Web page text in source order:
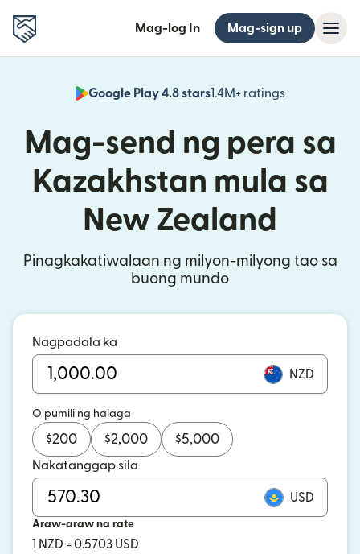
Mag-log In Mag-sign up
Google Play 4.8 stars1.4M+ ratings
(bubukas
Mag-send ng pera sa
Kazakhstan mula sa
New Zealand
Pinagkakatiwalaan ng milyon-milyong tao sa
buong mundo
Nagpadala ka
NZD
O pumili ng halaga
$200 $2,000 $5,000
Nakatanggap sila
USD
Araw-araw na rate
1 NZD = 0.5703 USD